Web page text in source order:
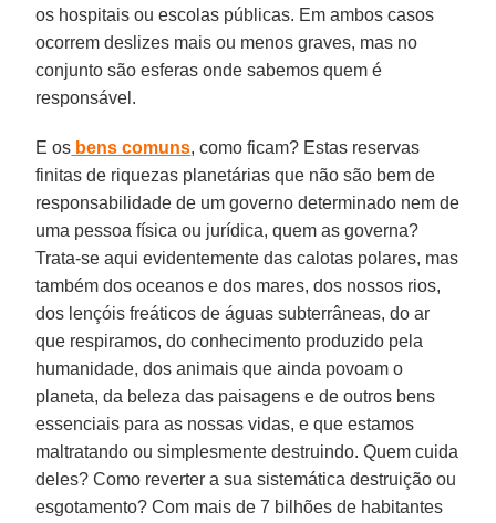
os hospitais ou escolas públicas. Em ambos casos
ocorrem deslizes mais ou menos graves, mas no
conjunto são esferas onde sabemos quem é
responsável.
E os bens comuns, como ficam? Estas reservas
finitas de riquezas planetárias que não são bem de
responsabilidade de um governo determinado nem de
uma pessoa física ou jurídica, quem as governa?
Trata-se aqui evidentemente das calotas polares, mas
também dos oceanos e dos mares, dos nossos rios,
dos lençóis freáticos de águas subterrâneas, do ar
que respiramos, do conhecimento produzido pela
humanidade, dos animais que ainda povoam o
planeta, da beleza das paisagens e de outros bens
essenciais para as nossas vidas, e que estamos
maltratando ou simplesmente destruindo. Quem cuida
deles? Como reverter a sua sistemática destruição ou
esgotamento? Com mais de 7 bilhões de habitantes